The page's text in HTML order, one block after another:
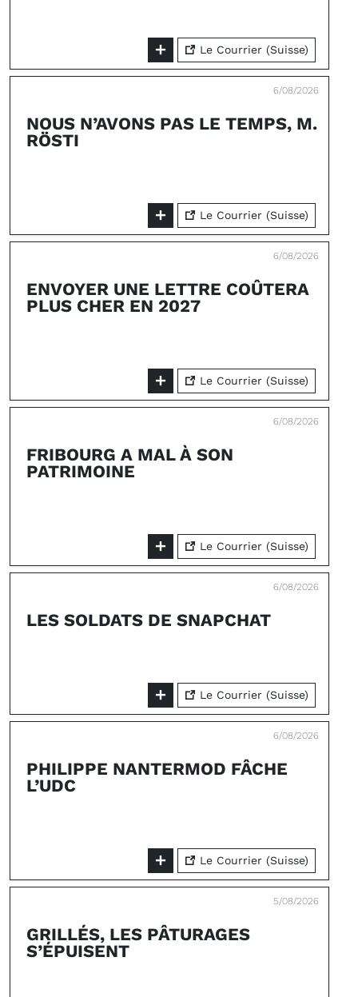
Le Courrier (Suisse)
6/08/2026
NOUS N’AVONS PAS LE TEMPS, M.
RÖSTI
Le Courrier (Suisse)
6/08/2026
ENVOYER UNE LETTRE COÛTERA
PLUS CHER EN 2027
Le Courrier (Suisse)
6/08/2026
FRIBOURG A MAL À SON
PATRIMOINE
Le Courrier (Suisse)
6/08/2026
LES SOLDATS DE SNAPCHAT
Le Courrier (Suisse)
6/08/2026
PHILIPPE NANTERMOD FÂCHE
L’UDC
Le Courrier (Suisse)
5/08/2026
GRILLÉS, LES PÂTURAGES
S’ÉPUISENT